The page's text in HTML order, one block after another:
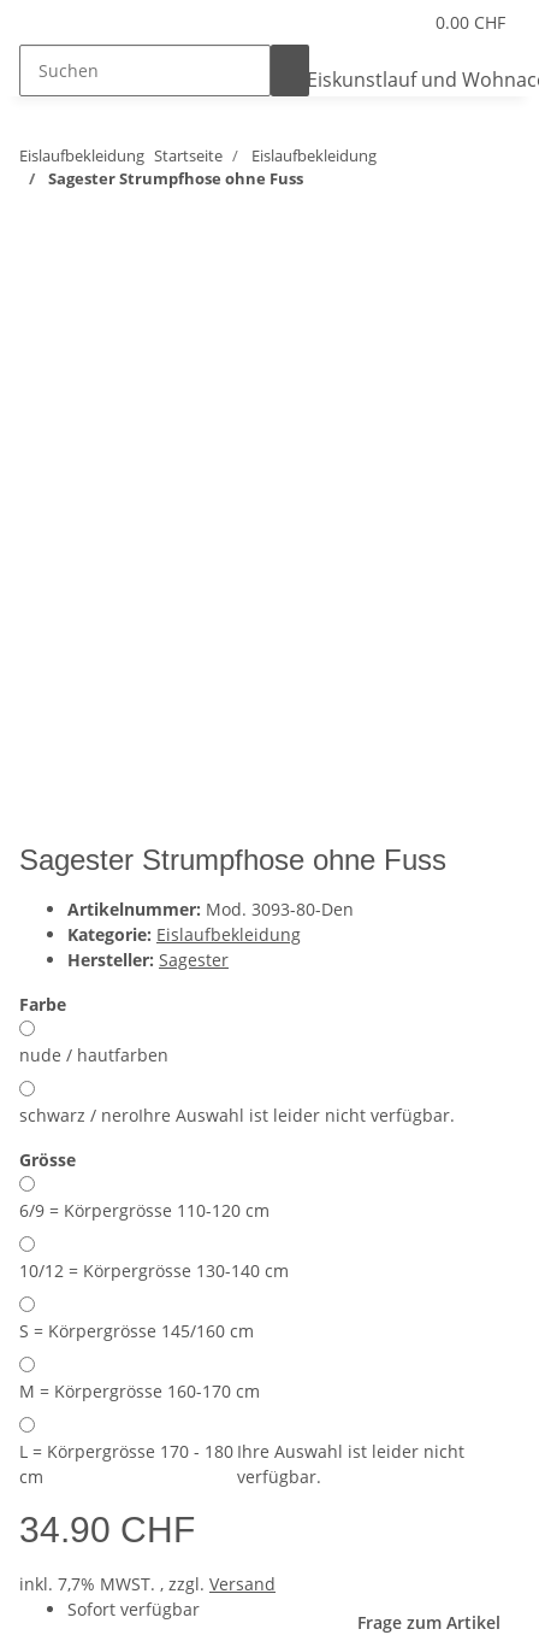
0.00 CHF
Eislaufbekleidung Startseite
Eislaufbekleidung
Sagester Strumpfhose ohne Fuss
Sagester Strumpfhose ohne Fuss
Artikelnummer: Mod. 3093-80-Den
Kategorie: Eislaufbekleidung
Hersteller: Sagester
Farbe
nude / hautfarben
schwarz / neroIhre Auswahl ist leider nicht verfügbar.
Grösse
6/9 = Körpergrösse 110-120 cm
10/12 = Körpergrösse 130-140 cm
S = Körpergrösse 145/160 cm
M = Körpergrösse 160-170 cm
L = Körpergrösse 170 - 180
cm
Ihre Auswahl ist leider nicht
verfügbar.
34.90 CHF
inkl. 7,7% MWST. , zzgl. Versand
Sofort verfügbar
Frage zum Artikel